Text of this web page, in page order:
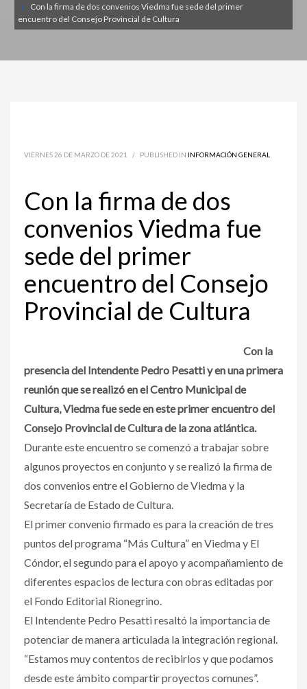
Con la firma de dos convenios Viedma fue sede del primer
encuentro del Consejo Provincial de Cultura
VIERNES 26 DE MARZO DE 2021 / PUBLISHED IN INFORMACIÓN GENERAL
Con la firma de dos
convenios Viedma fue
sede del primer
encuentro del Consejo
Provincial de Cultura
Con la
presencia del Intendente Pedro Pesatti y en una primera
reunión que se realizó en el Centro Municipal de
Cultura, Viedma fue sede en este primer encuentro del
Consejo Provincial de Cultura de la zona atlántica.
Durante este encuentro se comenzó a trabajar sobre
algunos proyectos en conjunto y se realizó la firma de
dos convenios entre el Gobierno de Viedma y la
Secretaría de Estado de Cultura.
El primer convenio firmado es para la creación de tres
puntos del programa “Más Cultura” en Viedma y El
Cóndor, el segundo para el apoyo y acompañamiento de
diferentes espacios de lectura con obras editadas por
el Fondo Editorial Rionegrino.
El Intendente Pedro Pesatti resaltó la importancia de
potenciar de manera articulada la integración regional.
“Estamos muy contentos de recibirlos y que podamos
desde este ámbito compartir proyectos comunes”.